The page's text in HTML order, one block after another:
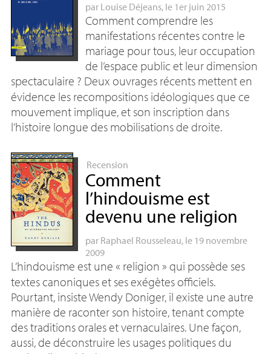
par Louise Déjeans, le 1er juin 2015
Comment comprendre les
manifestations récentes contre le
mariage pour tous, leur occupation
de l’espace public et leur dimension
spectaculaire ? Deux ouvrages récents mettent en
évidence les recompositions idéologiques que ce
mouvement implique, et son inscription dans
l’histoire longue des mobilisations de droite.
Recension
Comment
l’hindouisme est
devenu une religion
par Raphael Rousseleau, le 19 novembre
2009
L’hindouisme est une « religion » qui possède ses
textes canoniques et ses exégètes officiels.
Pourtant, insiste Wendy Doniger, il existe une autre
manière de raconter son histoire, tenant compte
des traditions orales et vernaculaires. Une façon,
aussi, de déconstruire les usages politiques du